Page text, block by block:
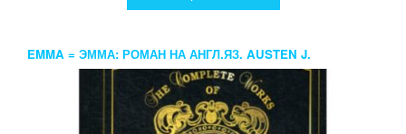
EMMA = ЭММА: РОМАН НА АНГЛ.ЯЗ. AUSTEN J.